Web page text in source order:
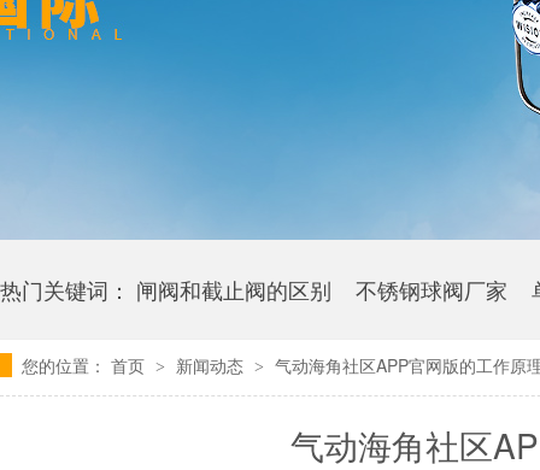
热门关键词： 闸阀和截止阀的区别 不锈钢球阀厂家
卫生级海角社区APP官网版多少钱
您的位置： 首页 > 新闻动态 > 气动海角社区APP官网版的工作原
气动海角社区